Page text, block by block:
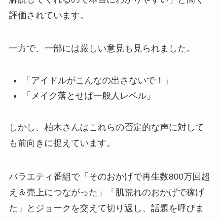
評価されています。
一方で、一部には厳しい意見も見られました。
「アイドルがこんなの出さないで！」
「メイク落とせば一般人レベル」
しかし、柏木さんはこれらの否定的な声に対して
も前向きに捉えています。
バラエティ番組で「そのおかげで再生数800万回超
え＆売上につながった」「肌荒れのおかげで稼げ
た」とジョークを交えて切り返し、話題を呼びま